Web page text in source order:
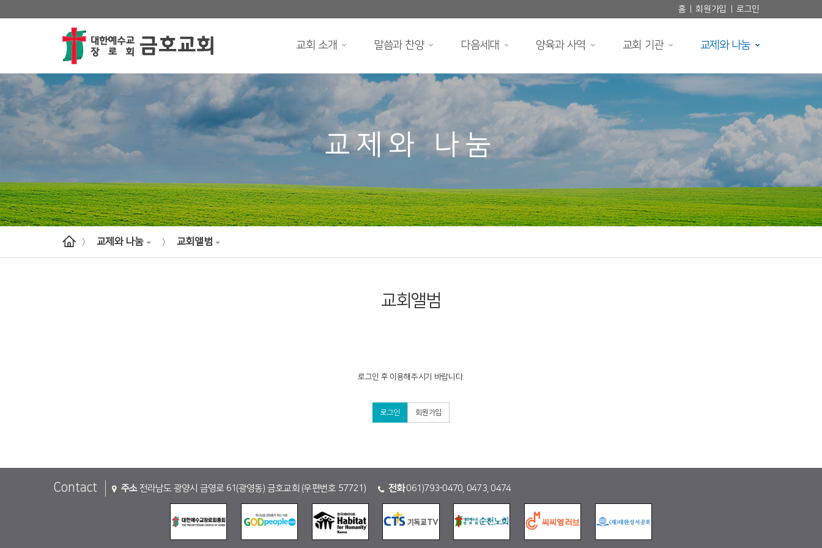
홈 회원가입 로그인
교회 소개 말씀과 찬양 다음세대 양육과 사역 교회 기관 교제와 나눔
교제와 나눔
> 교제와 나눔 > 교회앨범
교회앨범
로그인 후 이용해주시기 바랍니다.
로그인 회원가입
Contact 주소전라남도 광양시 금영로 61(광영동) 금호교회 (우편번호 57721) 전화061)793-0470, 0473, 0474